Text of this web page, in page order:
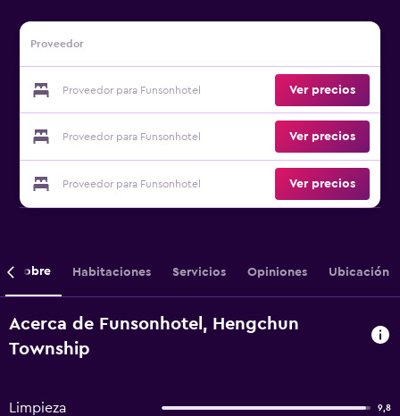
Proveedor
Proveedor para Funsonhotel Ver precios
Proveedor para Funsonhotel Ver precios
Proveedor para Funsonhotel Ver precios
Sobre Habitaciones Servicios Opiniones Ubicación
Acerca de Funsonhotel, Hengchun
Township
Limpieza 9,8